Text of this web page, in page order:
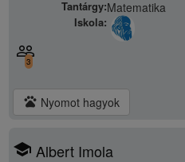
Tantárgy:Matematika
Iskola:
people_outline
3
pets Nyomot hagyok
school Albert Imola